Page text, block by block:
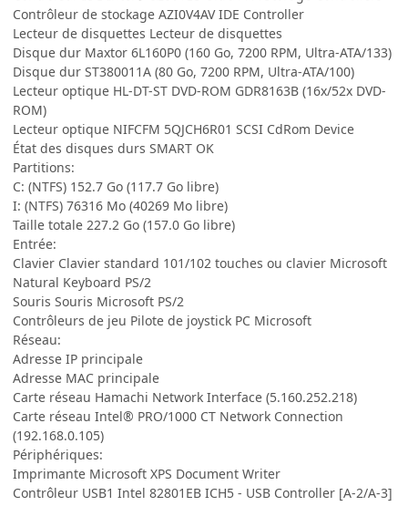
Contrôleur de stockage AZI0V4AV IDE Controller
Lecteur de disquettes Lecteur de disquettes
Disque dur Maxtor 6L160P0 (160 Go, 7200 RPM, Ultra-ATA/133)
Disque dur ST380011A (80 Go, 7200 RPM, Ultra-ATA/100)
Lecteur optique HL-DT-ST DVD-ROM GDR8163B (16x/52x DVD-
ROM)
Lecteur optique NIFCFM 5QJCH6R01 SCSI CdRom Device
État des disques durs SMART OK
Partitions:
C: (NTFS) 152.7 Go (117.7 Go libre)
I: (NTFS) 76316 Mo (40269 Mo libre)
Taille totale 227.2 Go (157.0 Go libre)
Entrée:
Clavier Clavier standard 101/102 touches ou clavier Microsoft
Natural Keyboard PS/2
Souris Souris Microsoft PS/2
Contrôleurs de jeu Pilote de joystick PC Microsoft
Réseau:
Adresse IP principale
Adresse MAC principale
Carte réseau Hamachi Network Interface (5.160.252.218)
Carte réseau Intel® PRO/1000 CT Network Connection
(192.168.0.105)
Périphériques:
Imprimante Microsoft XPS Document Writer
Contrôleur USB1 Intel 82801EB ICH5 - USB Controller [A-2/A-3]